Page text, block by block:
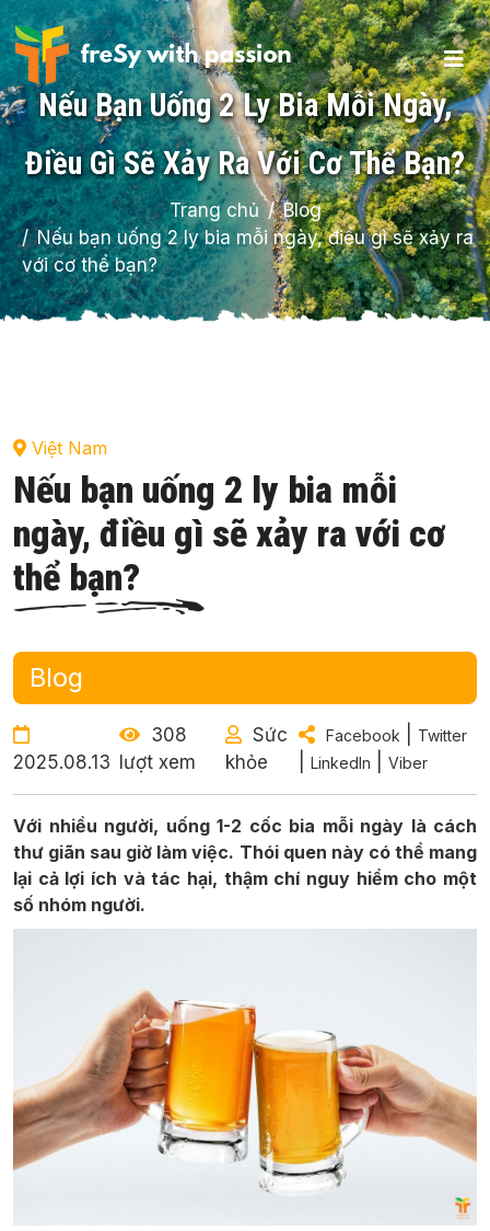
Nếu Bạn Uống 2 Ly Bia Mỗi Ngày,
Điều Gì Sẽ Xảy Ra Với Cơ Thể Bạn?
Trang chủ
Blog
Nếu bạn uống 2 ly bia mỗi ngày, điều gì sẽ xảy ra
với cơ thể bạn?
Việt Nam
Nếu bạn uống 2 ly bia mỗi
ngày, điều gì sẽ xảy ra với cơ
thể bạn?
Blog
2025.08.13
308
lượt xem
Sức
khỏe
Facebook Twitter
|LinkedIn |Viber
Với nhiều người, uống 1-2 cốc bia mỗi ngày là cách
thư giãn sau giờ làm việc. Thói quen này có thể mang
lại cả lợi ích và tác hại, thậm chí nguy hiểm cho một
số nhóm người.